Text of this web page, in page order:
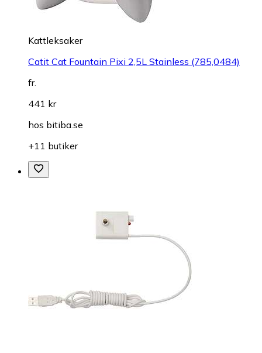
Kattleksaker
Catit Cat Fountain Pixi 2,5L Stainless (785,0484)
fr.
441 kr
hos bitiba.se
+11 butiker